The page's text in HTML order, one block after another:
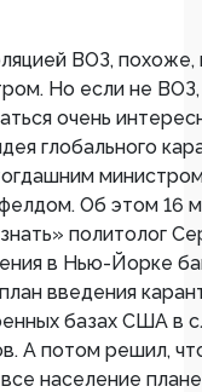
ВОЗ, похоже,
Но если не
очень
глобального
Об этом 16
политолог
в Нью-Йорке
введения
базах США в
А потом решил,
население